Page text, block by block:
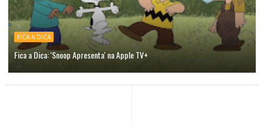
FICA A DICA
Fica a Dica: 'Snoop Apresenta' na Apple TV+